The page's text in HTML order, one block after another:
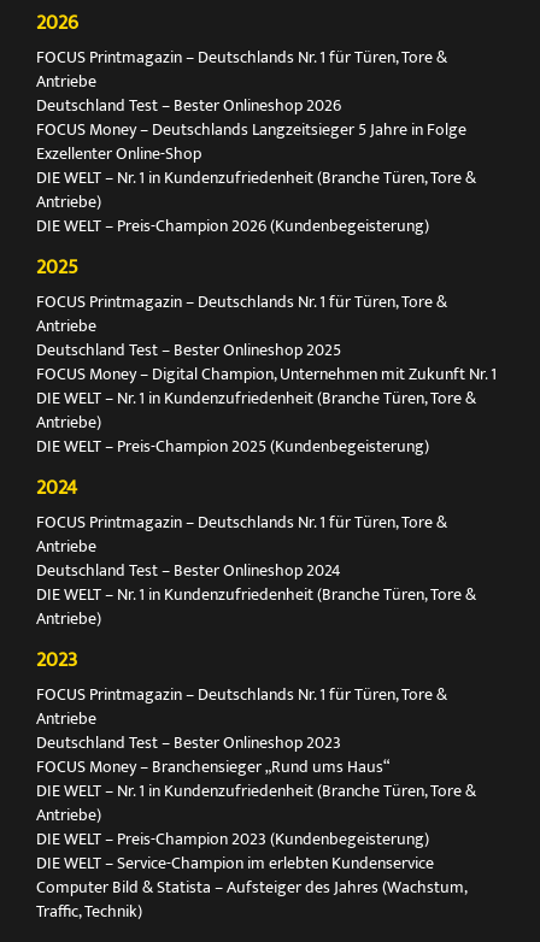
2026
FOCUS Printmagazin – Deutschlands Nr. 1 für Türen, Tore &
Antriebe
Deutschland Test – Bester Onlineshop 2026
FOCUS Money – Deutschlands Langzeitsieger 5 Jahre in Folge
Exzellenter Online-Shop
DIE WELT – Nr. 1 in Kundenzufriedenheit (Branche Türen, Tore &
Antriebe)
DIE WELT – Preis-Champion 2026 (Kundenbegeisterung)
2025
FOCUS Printmagazin – Deutschlands Nr. 1 für Türen, Tore &
Antriebe
Deutschland Test – Bester Onlineshop 2025
FOCUS Money – Digital Champion, Unternehmen mit Zukunft Nr. 1
DIE WELT – Nr. 1 in Kundenzufriedenheit (Branche Türen, Tore &
Antriebe)
DIE WELT – Preis-Champion 2025 (Kundenbegeisterung)
2024
FOCUS Printmagazin – Deutschlands Nr. 1 für Türen, Tore &
Antriebe
Deutschland Test – Bester Onlineshop 2024
DIE WELT – Nr. 1 in Kundenzufriedenheit (Branche Türen, Tore &
Antriebe)
2023
FOCUS Printmagazin – Deutschlands Nr. 1 für Türen, Tore &
Antriebe
Deutschland Test – Bester Onlineshop 2023
FOCUS Money – Branchensieger „Rund ums Haus“
DIE WELT – Nr. 1 in Kundenzufriedenheit (Branche Türen, Tore &
Antriebe)
DIE WELT – Preis-Champion 2023 (Kundenbegeisterung)
DIE WELT – Service-Champion im erlebten Kundenservice
Computer Bild & Statista – Aufsteiger des Jahres (Wachstum,
Traffic, Technik)